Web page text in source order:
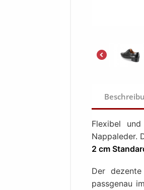
Flexibel
Nappaleder.
2 cm
Der
passgenau im